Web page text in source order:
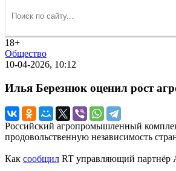
18+
Общество
10-04-2026, 10:12
Илья Березнюк оценил рост
Российский агропромышленный
продовольственную независимость
Как сообщил RT управляющий партнёр